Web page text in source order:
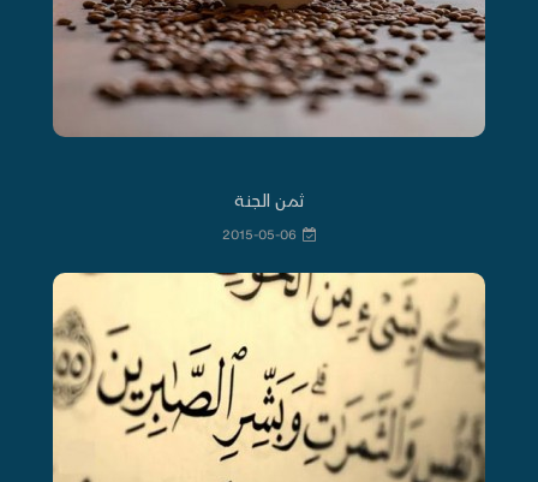
ثمن الجنة
2015-05-06